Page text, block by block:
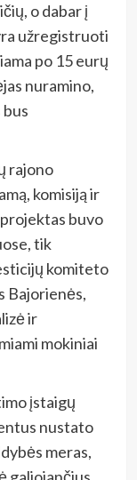
o dabar į
užregistruoti
po 15 eurų
nuramino,
rajono
komisiją ir
buvo
tik
komiteto
Bajorienės,
ir
mokiniai
įstaigų
nustato
meras,